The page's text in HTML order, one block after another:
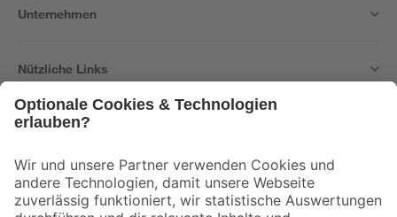
Unternehmen
Nützliche Links
Der toom Newsletter: Keine Angebote und Aktionen mehr verpassen!
Zur Newsletter Anmeldung